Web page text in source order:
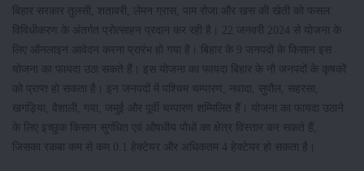
बिहार सरकार तुलसी, शतावरी, लेमन ग्रास, पाम रोजा और खस की खेती को फसल
विविधीकरण के अंतर्गत प्रोत्साहन प्रदान कर रही है। 22 जनवरी 2024 से योजना के
लिए ऑनलाइन आवेदन करना प्रारंभ हो गया है। बिहार के 9 जनपदों के किसान इस
योजना का फायदा उठा सकते हैं। इस योजना का फायदा बिहार के नौ जनपदों के कृषकों
को प्राप्त हो सकता है। इन जनपदों में पश्चिम चम्पारण, नवादा, सुपौल, सहरसा,
खगड़िया, वैशाली, गया, जमुई और पूर्वी चम्पारण शम्मिलित हैं। योजना का फायदा उठाने
के लिए इच्छुक किसान सुगंधित एवं औषधीय पौधों का क्षेत्र विस्तार कर सकते हैं,
जिसका रकबा कम से कम 0.1 हेक्टेयर और अधिकतम 4 हेक्टेयर हो सकता है।